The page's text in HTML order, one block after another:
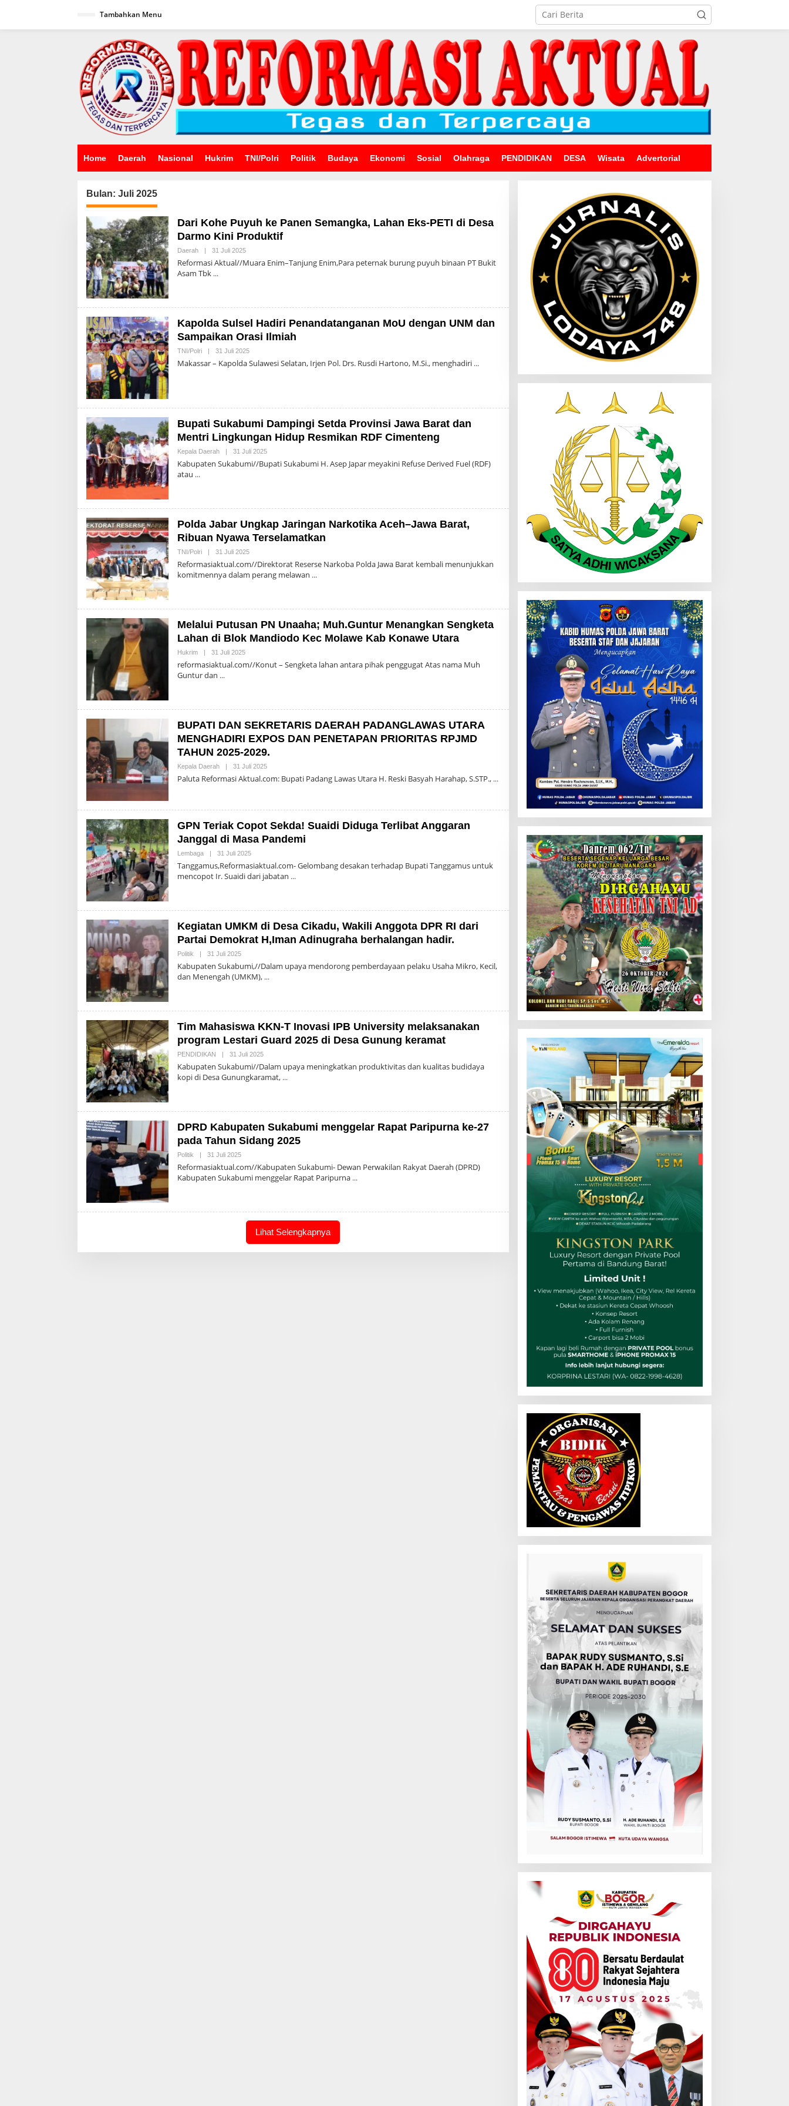
Tambahkan Menu
Home Daerah Nasional Hukrim TNI/Polri Politik Budaya Ekonomi Sosial Olahraga PENDIDIKAN DESA Wisata Advertorial
Bulan: Juli 2025
Dari Kohe Puyuh ke Panen Semangka, Lahan Eks-PETI di Desa
Darmo Kini Produktif
Daerah | 31 Juli 2025Oleh
Reformasi Aktual//Muara Enim–Tanjung Enim,Para peternak burung puyuh binaan PT Bukit
Asam Tbk
Kapolda Sulsel Hadiri Penandatanganan MoU dengan UNM dan
Sampaikan Orasi Ilmiah
TNI/Polri | 31 Juli 2025Oleh
Makassar – Kapolda Sulawesi Selatan, Irjen Pol. Drs. Rusdi Hartono, M.Si., menghadiri
Bupati Sukabumi Dampingi Setda Provinsi Jawa Barat dan
Mentri Lingkungan Hidup Resmikan RDF Cimenteng
Kepala Daerah | 31 Juli 2025Oleh
Kabupaten Sukabumi//Bupati Sukabumi H. Asep Japar meyakini Refuse Derived Fuel (RDF)
atau
Polda Jabar Ungkap Jaringan Narkotika Aceh–Jawa Barat,
Ribuan Nyawa Terselamatkan
TNI/Polri | 31 Juli 2025Oleh
Reformasiaktual.com//Direktorat Reserse Narkoba Polda Jawa Barat kembali menunjukkan
komitmennya dalam perang melawan
Melalui Putusan PN Unaaha; Muh.Guntur Menangkan Sengketa
Lahan di Blok Mandiodo Kec Molawe Kab Konawe Utara
Hukrim | 31 Juli 2025Oleh
reformasiaktual.com//Konut – Sengketa lahan antara pihak penggugat Atas nama Muh
Guntur dan
BUPATI DAN SEKRETARIS DAERAH PADANGLAWAS UTARA
MENGHADIRI EXPOS DAN PENETAPAN PRIORITAS RPJMD
TAHUN 2025-2029.
Kepala Daerah | 31 Juli 2025Oleh
Paluta Reformasi Aktual.com: Bupati Padang Lawas Utara H. Reski Basyah Harahap, S.STP.,
GPN Teriak Copot Sekda! Suaidi Diduga Terlibat Anggaran
Janggal di Masa Pandemi
Lembaga | 31 Juli 2025Oleh
Tanggamus,Reformasiaktual.com- Gelombang desakan terhadap Bupati Tanggamus untuk
mencopot Ir. Suaidi dari jabatan
Kegiatan UMKM di Desa Cikadu, Wakili Anggota DPR RI dari
Partai Demokrat H,Iman Adinugraha berhalangan hadir.
Politik | 31 Juli 2025Oleh
Kabupaten Sukabumi,//Dalam upaya mendorong pemberdayaan pelaku Usaha Mikro, Kecil,
dan Menengah (UMKM),
Tim Mahasiswa KKN-T Inovasi IPB University melaksanakan
program Lestari Guard 2025 di Desa Gunung keramat
PENDIDIKAN | 31 Juli 2025Oleh
Kabupaten Sukabumi//Dalam upaya meningkatkan produktivitas dan kualitas budidaya
kopi di Desa Gunungkaramat,
DPRD Kabupaten Sukabumi menggelar Rapat Paripurna ke-27
pada Tahun Sidang 2025
Politik | 31 Juli 2025Oleh
Reformasiaktual.com//Kabupaten Sukabumi- Dewan Perwakilan Rakyat Daerah (DPRD)
Kabupaten Sukabumi menggelar Rapat Paripurna
Lihat Selengkapnya